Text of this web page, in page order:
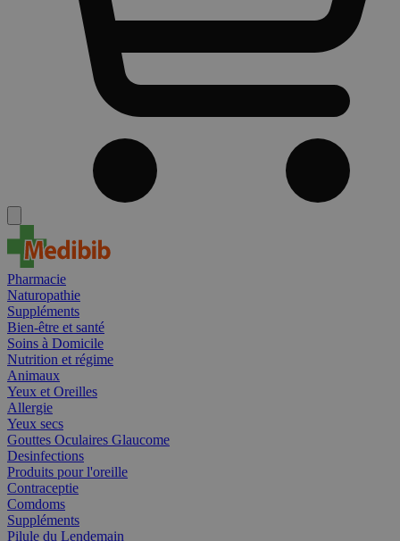
Pharmacie
Naturopathie
Suppléments
Bien-être et santé
Soins à Domicile
Nutrition et régime
Animaux
Yeux et Oreilles
Allergie
Yeux secs
Gouttes Oculaires Glaucome
Desinfections
Produits pour l'oreille
Contraceptie
Comdoms
Suppléments
Pilule du Lendemain